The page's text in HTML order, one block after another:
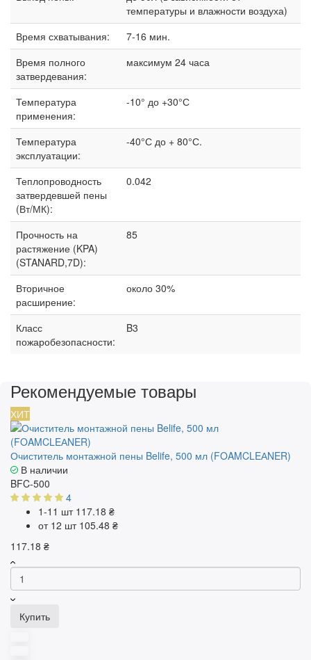
температуры и влажности воздуха)
Время схватывания:
7-16 мин.
Время полного
затвердевания:
максимум 24 часа
Температура
применения:
-10° до +30°С
Температура
эксплуатации:
-40°С до + 80°С.
Теплопроводность
затвердевшей пены
(Вт/МК):
0.042
Прочность на
растяжение (KPA)
(STANARD,7D):
85
Вторичное
расширение:
около 30%
Класс
пожаробезопасности:
B3
Рекомендуемые товары
ХИТ
Очиститель монтажной пены Belife, 500 мл (FOAMCLEАNER)
В наличии
BFC-500
4
1-11 шт 117.18 ₴
от 12 шт 105.48 ₴
117.18 ₴
Купить